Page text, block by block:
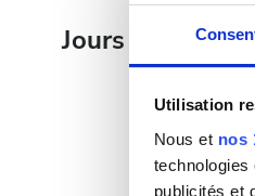
Utilisation
Nous et nos
publicités et
Jours de
Août 2026